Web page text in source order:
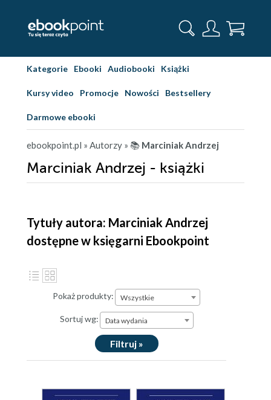
Kategorie Ebooki Audiobooki Książki
Kursy video Promocje Nowości Bestsellery
Darmowe ebooki
ebookpoint.pl » Autorzy » 📚 Marciniak Andrzej
Marciniak Andrzej - książki
Tytuły autora: Marciniak Andrzej
dostępne w księgarni Ebookpoint
Pokaż produkty: Wszystkie
Sortuj wg: Data wydania
Filtruj »